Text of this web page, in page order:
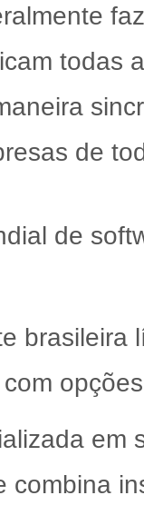
todas
de
de
brasileira
em
combina